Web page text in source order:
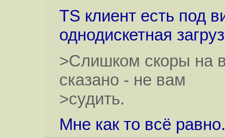
TS клиент есть под
однодискетная
>Слишком скоры на
сказано - не вам
>судить.
Мне как то всё равно.